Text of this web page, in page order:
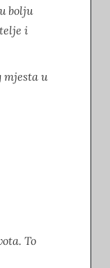
bolju
i
mjesta u
To